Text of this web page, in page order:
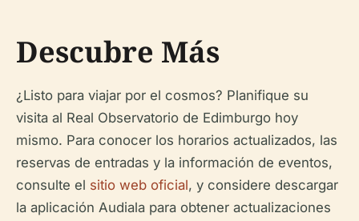
Descubre Más
¿Listo para viajar por el cosmos? Planifique su
visita al Real Observatorio de Edimburgo hoy
mismo. Para conocer los horarios actualizados, las
reservas de entradas y la información de eventos,
consulte el sitio web oficial, y considere descargar
la aplicación Audiala para obtener actualizaciones